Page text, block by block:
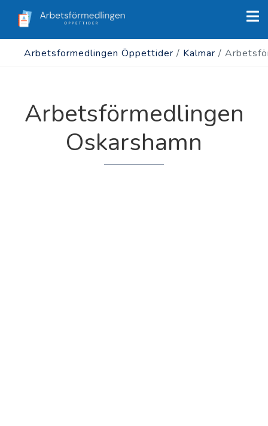
Arbetsformedlingen Öppettider / Kalmar /
Arbetsförmedlingen
Oskarshamn